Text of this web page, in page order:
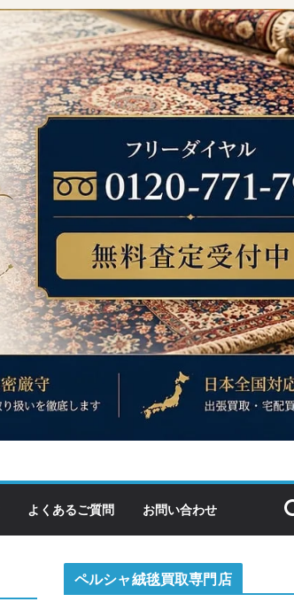
よくあるご質問 お問い合わせ
ペルシャ絨毯買取専門店